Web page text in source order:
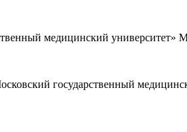
медицинский университет»
государственный